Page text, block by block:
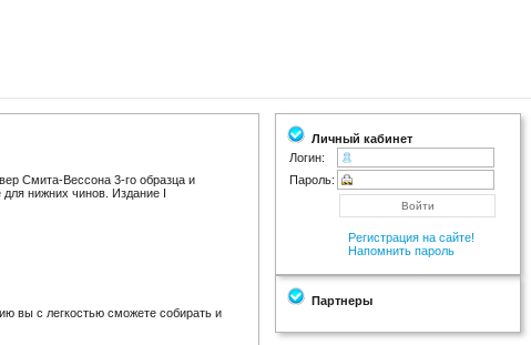
Смита-Вессона 3-го образца и
для нижних чинов. Издание I
вы с легкостью сможете собирать и
Личный кабинет
Логин:
Пароль:
Регистрация на сайте!
Напомнить пароль
Партнеры